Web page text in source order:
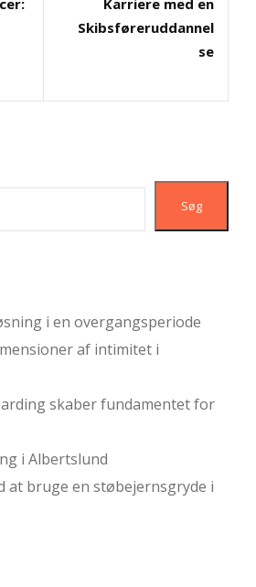
Skibsføreruddannel
se
Søg
i en overgangsperiode
af intimitet i
skaber fundamentet for
i Albertslund
at bruge en støbejernsgryde i